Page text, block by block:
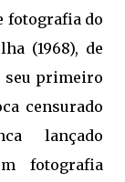
fotografia do
(1968), de
seu primeiro
censurado
lançado
fotografia